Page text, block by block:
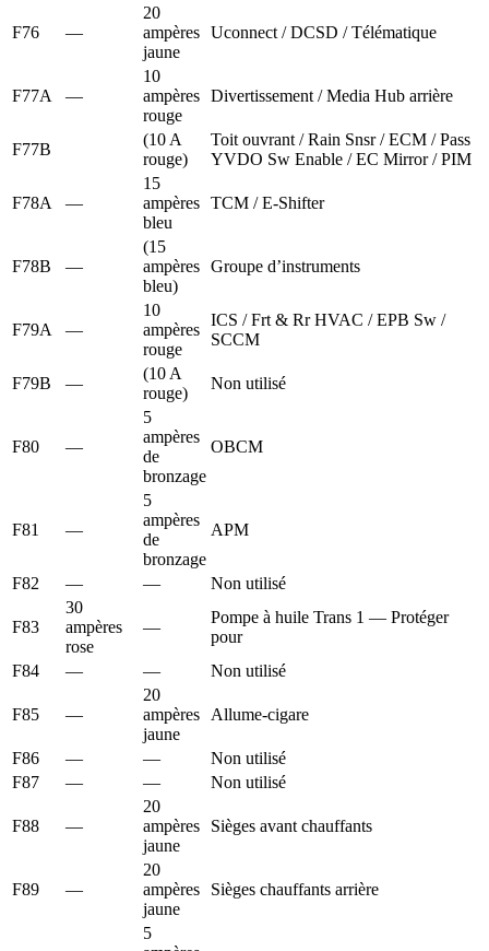
F76 —
20
ampères
jaune
Uconnect / DCSD / Télématique
F77A —
10
ampères
rouge
Divertissement / Media Hub arrière
F77B
(10 A
rouge)
Toit ouvrant / Rain Snsr / ECM / Pass
YVDO Sw Enable / EC Mirror / PIM
F78A —
15
ampères
bleu
TCM / E-Shifter
F78B —
(15
ampères
bleu)
Groupe d’instruments
F79A —
10
ampères
rouge
ICS / Frt & Rr HVAC / EPB Sw /
SCCM
F79B —
(10 A
rouge)
Non utilisé
F80 —
5
ampères
de
bronzage
OBCM
F81 —
5
ampères
de
bronzage
APM
F82 — — Non utilisé
F83
30
ampères
rose
—
Pompe à huile Trans 1 — Protéger
pour
F84
— — Non utilisé
F85 —
20
ampères
jaune
Allume-cigare
F86 — —
Non utilisé
F87
— — Non utilisé
F88 —
20
ampères
jaune
Sièges avant chauffants
F89 —
20
ampères
jaune
Sièges chauffants arrière
5